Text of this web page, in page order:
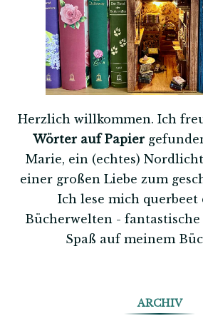
Herzlich willkommen. Ich
Wörter auf Papier
Marie, ein (echtes)
einer großen Liebe zum
Ich lese mich querbeet
Bücherwelten -
Spaß auf meinem
ARCHIV